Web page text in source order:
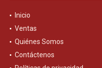
Inicio
Ventas
Quiénes Somos
Contáctenos